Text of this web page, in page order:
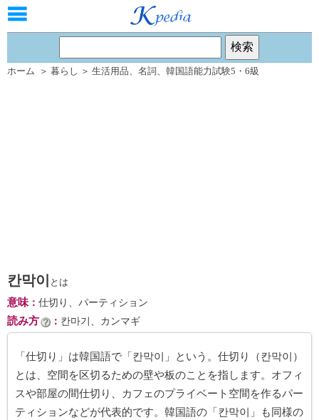
ホーム ＞ 暮らし ＞ 生活用品、 名詞 、 韓国語能力試験5・6級
칸막이 とは
意味： 仕切り、パーティション
読み方 ： 칸마기、カンマギ
「仕切り」は韓国語で「칸막이」という。仕切り（칸막이）
とは、空間を区切るための壁や板のことを指します。オフィ
スや部屋の間仕切り、カフェのプライベート空間を作るパー
ティションなどが代表的です。韓国語の「칸막이」も同様の